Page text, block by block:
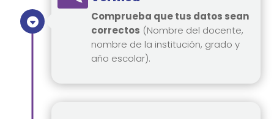
Comprueba que tus datos sean
correctos (Nombre del docente,
nombre de la institución, grado y
año escolar).